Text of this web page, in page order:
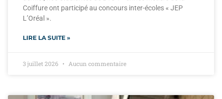
Coiffure ont participé au concours inter-écoles « JEP
L’Oréal ».
LIRE LA SUITE »
3 juillet 2026 Aucun commentaire